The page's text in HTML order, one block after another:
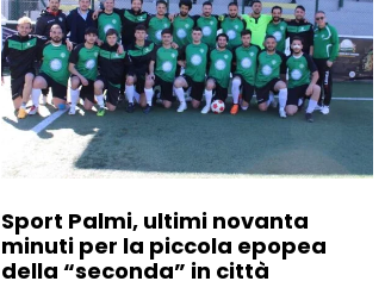
Sport Palmi, ultimi novanta
minuti per la piccola epopea
della “seconda” in città